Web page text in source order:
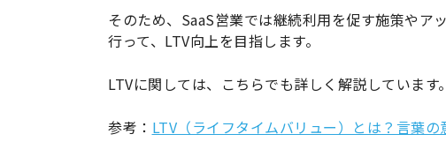
そのため、SaaS営業では継続利用を促す施策やア
行って、LTV向上を目指します。
LTVに関しては、こちらでも詳しく解説しています。
参考： LTV（ライフタイムバリュー）とは？言葉